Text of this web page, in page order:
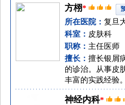
方栩*
所在医院： 复旦
科室： 皮肤科
职称： 主任医师
擅长： 擅长银屑
的诊治。从事皮
丰富的实践经验。
神经内科*